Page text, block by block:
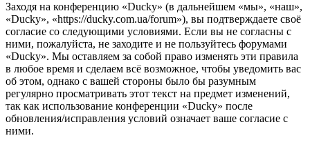
Заходя на конференцию «Ducky» (в дальнейшем «мы», «наш»,
«Ducky», «https://ducky.com.ua/forum»), вы подтверждаете своё
согласие со следующими условиями. Если вы не согласны с
ними, пожалуйста, не заходите и не пользуйтесь форумами
«Ducky». Мы оставляем за собой право изменять эти правила
в любое время и сделаем всё возможное, чтобы уведомить вас
об этом, однако с вашей стороны было бы разумным
регулярно просматривать этот текст на предмет изменений,
так как использование конференции «Ducky» после
обновления/исправления условий означает ваше согласие с
ними.